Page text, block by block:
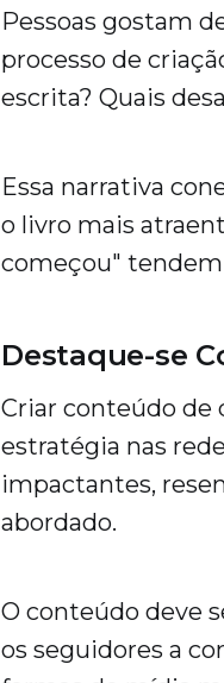
Pessoas gostam
processo de
escrita? Quais
Essa narrativa
o livro mais
começou"
Destaque-se
Criar conteúdo de
estratégia nas
impactantes,
abordado.
O conteúdo deve
os seguidores a